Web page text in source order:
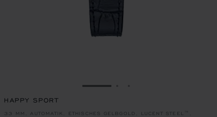
ZUR FOLIE GEHEN 1
HAPPY SPORT
33 MM, AUTOMATIK, ETHISCHES GELBGOLD, LUCENT STEEL™,